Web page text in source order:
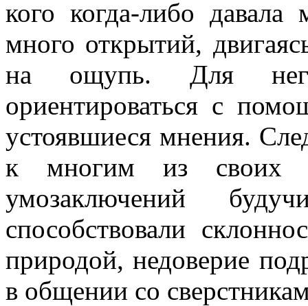
кого когда-либо
много открытий,
на ощупь. Для него
ориентироваться с
устоявшиеся мнения.
к многим из своих
умозаключений
способствовали
природой, недоверие
в общении со